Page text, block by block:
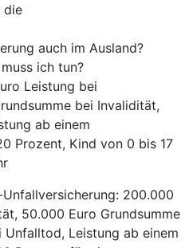
die
auch im Ausland?
ich tun?
Leistung bei
bei Invalidität,
ab einem
Prozent, Kind von 0 bis 17
200.000
50.000 Euro Grundsumme
Leistung ab einem